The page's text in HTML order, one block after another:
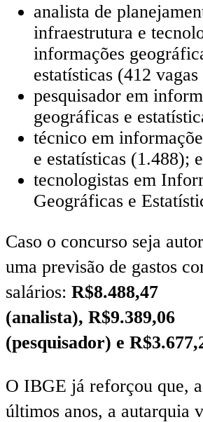
analista de
infraestrutura e
informações
estatísticas (412
pesquisador em
geográficas e
técnico em
e estatísticas (1.488); e
tecnologistas em
Geográficas e
Caso o concurso seja
uma previsão de gastos
salários: R$8.488,47
(analista), R$9.389,06
(pesquisador) e
O IBGE já reforçou que,
últimos anos, a autarquia